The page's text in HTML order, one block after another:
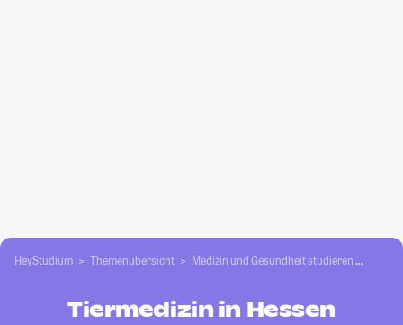
HeyStudium Themenübersicht Medizin und Gesundheit studieren
Tiermedizin in Hessen